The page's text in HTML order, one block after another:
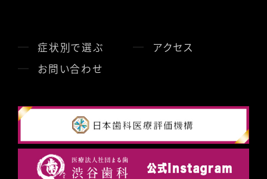
症状別で選ぶ
アクセス
お問い合わせ